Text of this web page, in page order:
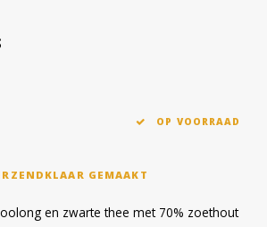
OP VOORRAAD
GEMAAKT
en zwarte thee met 70% zoethout